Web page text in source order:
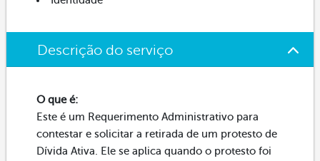
Descrição do serviço
O que é:
Este é um Requerimento Administrativo para
contestar e solicitar a retirada de um protesto de
Dívida Ativa. Ele se aplica quando o protesto foi